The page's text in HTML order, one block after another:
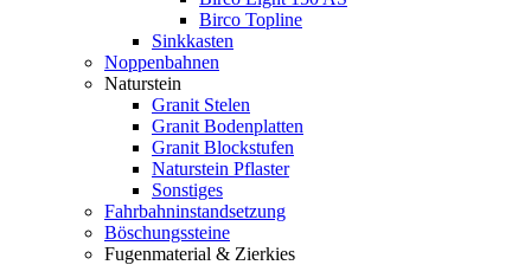
Birco Topline
Sinkkasten
Noppenbahnen
Naturstein
Granit Stelen
Granit Bodenplatten
Granit Blockstufen
Naturstein Pflaster
Sonstiges
Fahrbahninstandsetzung
Böschungssteine
Fugenmaterial & Zierkies